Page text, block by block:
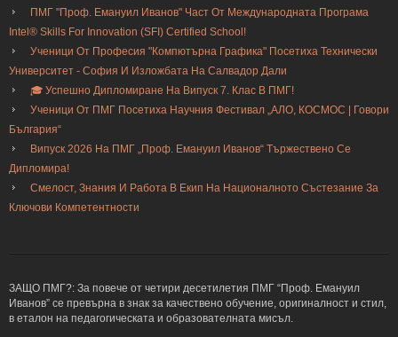
ПМГ "Проф. Емануил Иванов" Част От Международната Програма
Intel® Skills For Innovation (SFI) Certified School!
Ученици От Професия "Компютърна Графика" Посетиха Технически
Университет - София И Изложбата На Салвадор Дали
🎓 Успешно Дипломиране На Випуск 7. Клас В ПМГ!
Ученици От ПМГ Посетиха Научния Фестивал „АЛО, КОСМОС | Говори
България“
Випуск 2026 На ПМГ „Проф. Емануил Иванов“ Тържествено Се
Дипломира!
Смелост, Знания И Работа В Екип На Националното Състезание За
Ключови Компетентности
ЗАЩО ПМГ?: За повече от четири десетилетия ПМГ “Проф. Емануил
Иванов” се превърна в знак за качествено обучение, оригиналност и стил,
в еталон на педагогическата и образователната мисъл.